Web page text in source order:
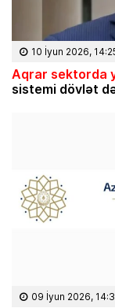
10 İyun 2026,
Aqrar sektorda
sistemi dövlət
09 İyun 2026,